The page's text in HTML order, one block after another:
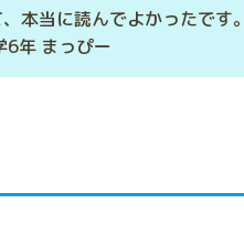
本当に読んでよかったです。
年 まっぴー